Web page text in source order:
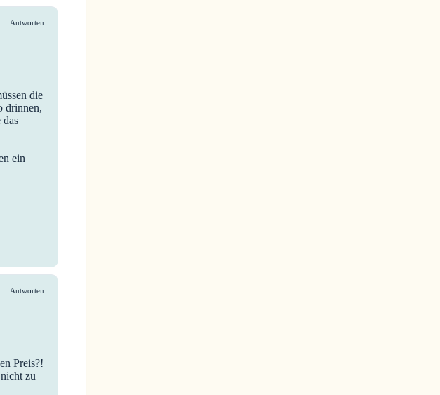
Antworten
die
drinnen,
das
ein
Antworten
Preis?!
zu